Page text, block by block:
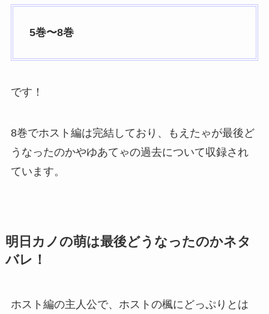
5巻〜8巻
です！
8巻でホスト編は完結しており、もえたゃが最後ど
うなったのかやゆあてゃの過去について収録され
ています。
明日カノの萌は最後どうなったのかネタ
バレ！
ホスト編の主人公で、ホストの楓にどっぷりとは